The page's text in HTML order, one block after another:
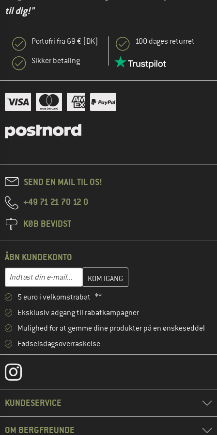
til dig!"
Portofri fra 69 € (DK)
Sikker betaling
100 dages returret
SEND EN MAIL TIL OS!
+49 71 21 70 12 0
KØB BEVIDST
ÅBN KUNDEKONTO
E-mail-adresse
Indtast din e-mailadresse her, og opret i næste trin din
5 euro i velkomstrabat **
Eksklusiv adgang til rabatkampagner
Mulighed for at gemme dine produkter på en ønskeseddel
Fødselsdagsoverraskelse
KUNDESERVICE
OM BERGFREUNDE